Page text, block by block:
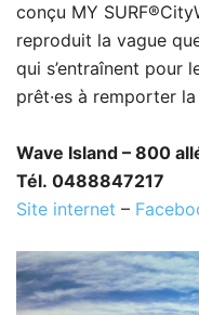
conçu MY
reproduit la vague
qui s’entraînent pour
prêt·es à remporter
Wave Island – 800
Tél. 0488847217
Site internet –